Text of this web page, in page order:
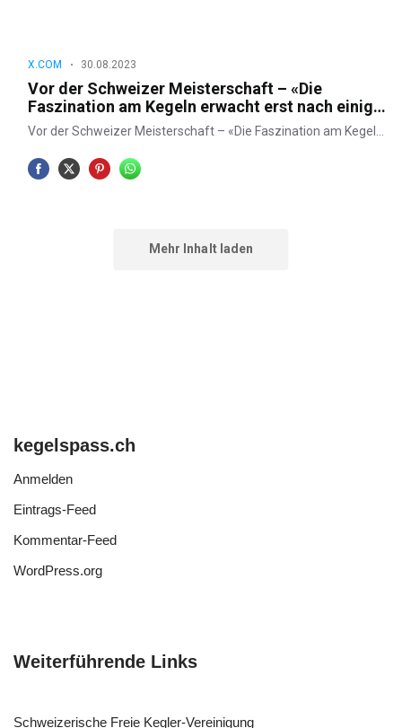
kegelspass.ch
Anmelden
Eintrags-Feed
Kommentar-Feed
WordPress.org
Weiterführende Links
Schweizerische Freie Kegler-Vereinigung